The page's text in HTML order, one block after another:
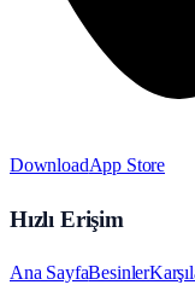
DownloadApp Store
Hızlı Erişim
Ana SayfaBesinler